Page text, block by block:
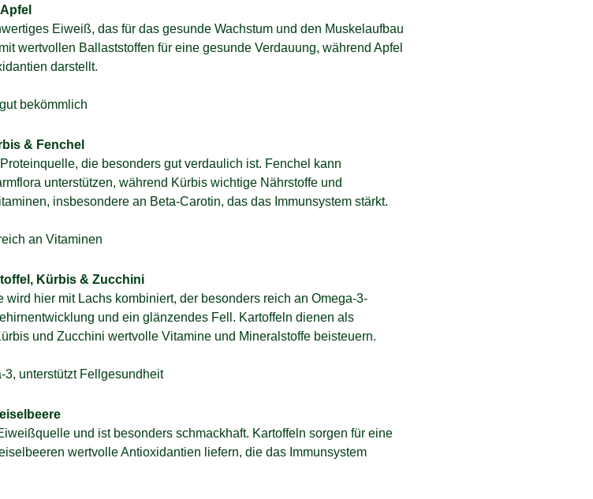
Eiweiß, das für das gesunde Wachstum und den Muskelaufbau
wertvollen Ballaststoffen für eine gesunde Verdauung, während Apfel
darstellt.
bekömmlich
& Fenchel
die besonders gut verdaulich ist. Fenchel kann
unterstützen, während Kürbis wichtige Nährstoffe und
insbesondere an Beta-Carotin, das das Immunsystem stärkt.
an Vitaminen
Kürbis & Zucchini
hier mit Lachs kombiniert, der besonders reich an Omega-3-
und ein glänzendes Fell. Kartoffeln dienen als
und Zucchini wertvolle Vitamine und Mineralstoffe beisteuern.
3, unterstützt Fellgesundheit
und ist besonders schmackhaft. Kartoffeln sorgen für eine
wertvolle Antioxidantien liefern, die das Immunsystem